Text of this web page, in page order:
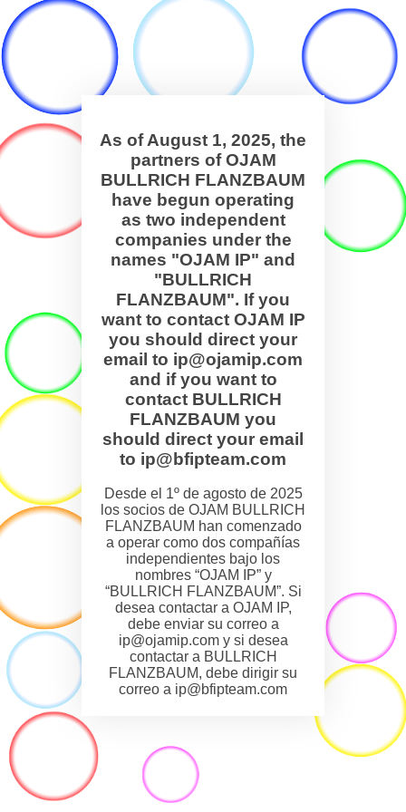
As of August 1, 2025, the
partners of OJAM
BULLRICH FLANZBAUM
have begun operating
as two independent
companies under the
names "OJAM IP" and
"BULLRICH
FLANZBAUM". If you
want to contact OJAM IP
you should direct your
email to ip@ojamip.com
and if you want to
contact BULLRICH
FLANZBAUM you
should direct your email
to ip@bfipteam.com
Desde el 1º de agosto de 2025
los socios de OJAM BULLRICH
FLANZBAUM han comenzado
a operar como dos compañías
independientes bajo los
nombres “OJAM IP” y
“BULLRICH FLANZBAUM”. Si
desea contactar a OJAM IP,
debe enviar su correo a
ip@ojamip.com y si desea
contactar a BULLRICH
FLANZBAUM, debe dirigir su
correo a ip@bfipteam.com